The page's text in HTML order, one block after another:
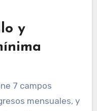
y
7 campos
mensuales, y